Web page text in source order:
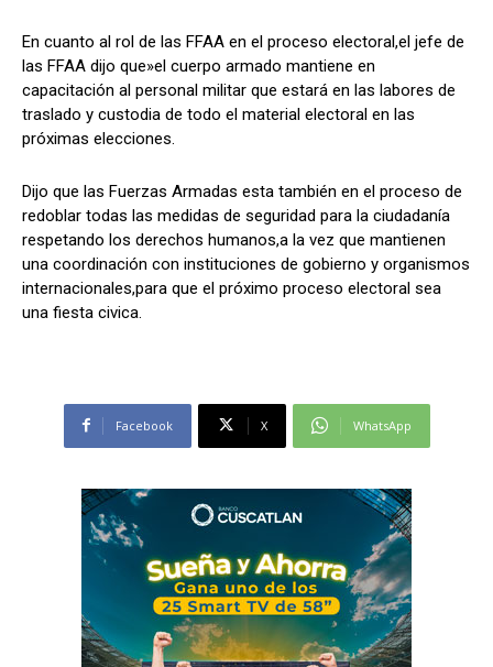
En cuanto al rol de las FFAA en el proceso electoral,el jefe de
las FFAA dijo que»el cuerpo armado mantiene en
capacitación al personal militar que estará en las labores de
traslado y custodia de todo el material electoral en las
próximas elecciones.
Dijo que las Fuerzas Armadas esta también en el proceso de
redoblar todas las medidas de seguridad para la ciudadanía
respetando los derechos humanos,a la vez que mantienen
una coordinación con instituciones de gobierno y organismos
internacionales,para que el próximo proceso electoral sea
una fiesta civica.
Facebook X WhatsApp